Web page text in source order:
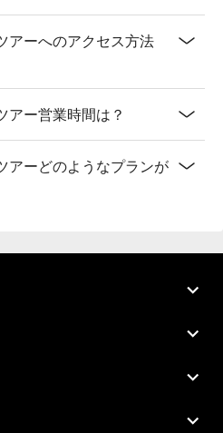
アーへのアクセス方法
アー営業時間は？
アーどのようなプランが